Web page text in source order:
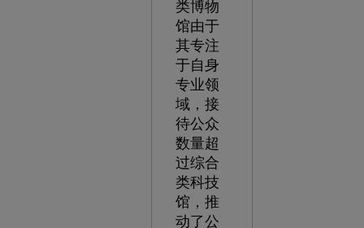
类博物
馆由于
其专注
于自身
专业领
域，接
待公众
数量超
过综合
类科技
馆，推
动了公